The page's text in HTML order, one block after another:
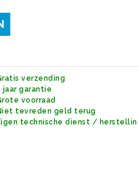
verzending
terug
technische dienst /